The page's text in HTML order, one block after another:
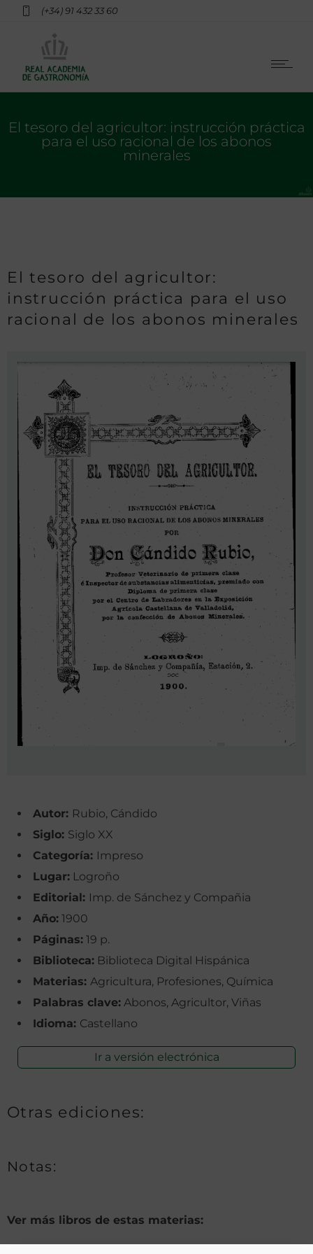
(+34) 91 432 33 60
El tesoro del agricultor: instrucción práctica
para el uso racional de los abonos
minerales
El tesoro del agricultor:
instrucción práctica para el uso
racional de los abonos minerales
Autor: Rubio, Cándido
Siglo: Siglo XX
Categoría: Impreso
Lugar: Logroño
Editorial: Imp. de Sánchez y Compañia
Año: 1900
Páginas: 19 p.
Biblioteca: Biblioteca Digital Hispánica
Materias: Agricultura, Profesiones, Química
Palabras clave: Abonos, Agricultor, Viñas
Idioma: Castellano
Ir a versión electrónica
Otras ediciones:
Notas:
Ver más libros de estas materias: